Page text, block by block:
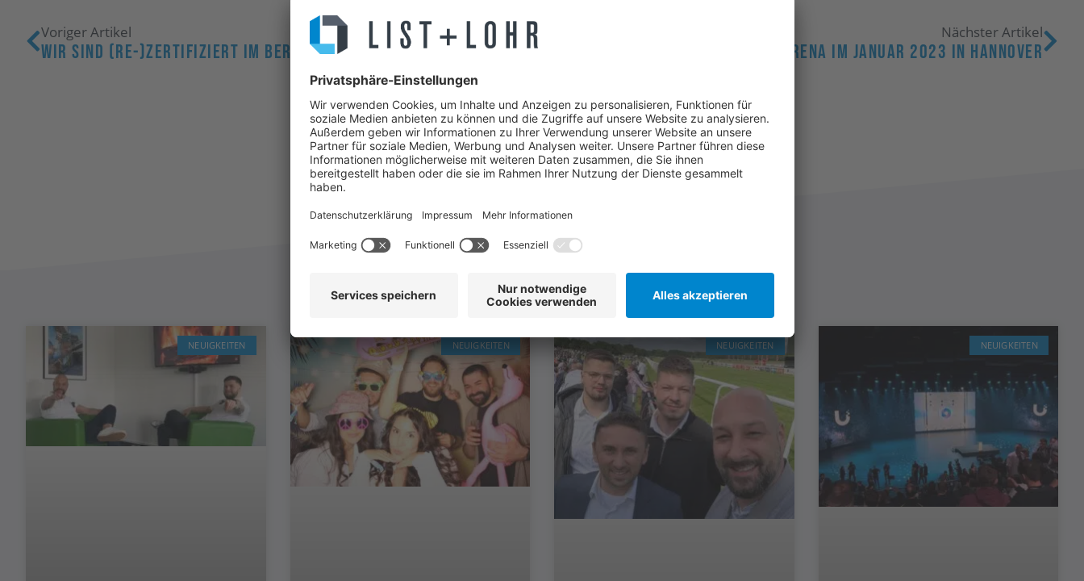
Voriger Artikel
Wir Sind (re-)zertifiziert Im Bereich DATEV Techniker
Nächster Artikel
Wir Sind Auf Der TAXarena Im Januar 2023 In Hannover
Was für Sie auch interessant sein könnte
Weitere Artikel
NEUIGKEITEN NEUIGKEITEN NEUIGKEITEN NEUIGKEITEN